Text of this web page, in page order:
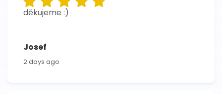
děkujeme :)
Josef
2 days ago